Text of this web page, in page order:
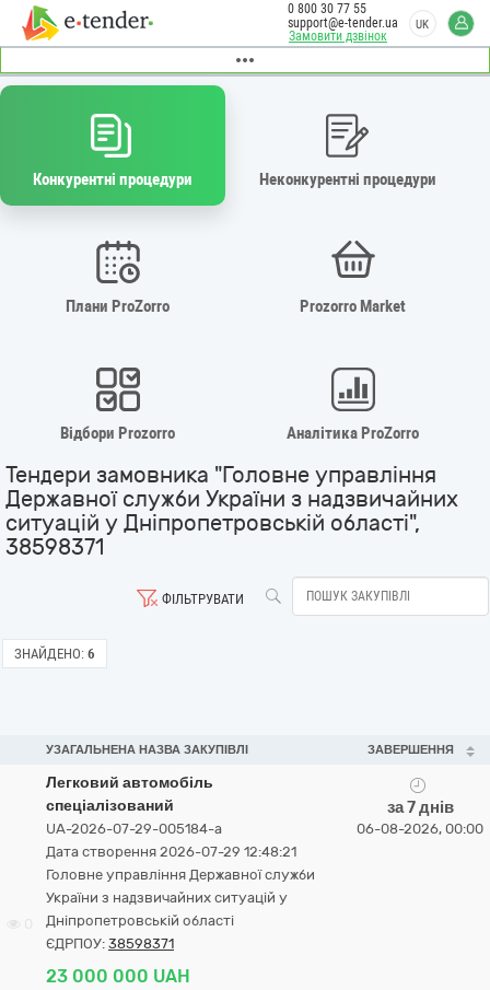
Замовити дзвінок
0 800 30 77 55
support@e-tender.ua
UK
Конкурентні процедури Неконкурентні процедури
Плани ProZorro Prozorro Market
Відбори Prozorro Аналітика ProZorro
Тендери замовника "Головне управління
Державної служби України з надзвичайних
ситуацій у Дніпропетровській області",
38598371
ФІЛЬТРУВАТИ
ЗНАЙДЕНО: 6
УЗАГАЛЬНЕНА НАЗВА ЗАКУПІВЛІ ЗАВЕРШЕННЯ
Легковий автомобіль
спеціалізований
UA-2026-07-29-005184-a
Дата створення 2026-07-29 12:48:21
Головне управління Державної служби
України з надзвичайних ситуацій у
Дніпропетровській області
ЄДРПОУ: 38598371
23 000 000 UAH
за 7 днів
06-08-2026, 00:00